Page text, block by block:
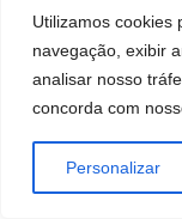
Utilizamos cookies
navegação, exibir
analisar nosso
concorda com
Personalizar
Brasil